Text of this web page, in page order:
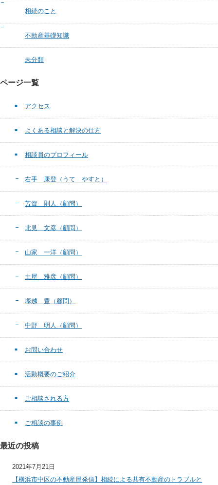
相続のこと
不動産基礎知識
未分類
ページ一覧
アクセス
よくある相談と解決の仕方
相談員のプロフィール
右手 康登（うて やすと）
芳賀 則人（顧問）
北見 文彦（顧問）
山家 一洋（顧問）
土屋 雅彦（顧問）
塚越 豊（顧問）
中野 明人（顧問）
お問い合わせ
活動概要のご紹介
ご相談される方
ご相談の事例
最近の投稿
2021年7月21日
【横浜市中区の不動産屋発信】相続による共有不動産のトラブルと